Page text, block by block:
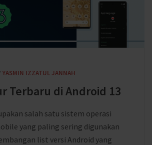
YASMIN IZZATUL JANNAH
Terbaru di Android 13
salah satu sistem operasi
yang paling sering digunakan
list versi Android yang